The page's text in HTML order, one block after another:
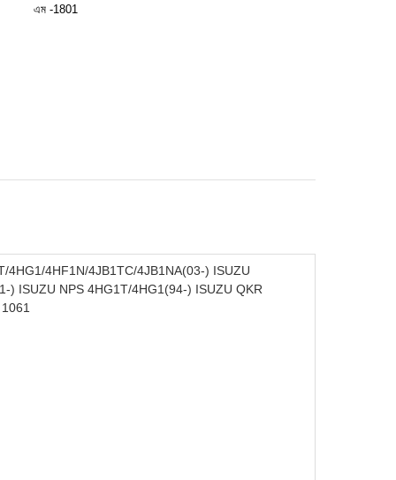
এম -1801
4HG1/4HF1N/4JB1TC/4JB1NA(03-) ISUZU
) ISUZU NPS 4HG1T/4HG1(94-) ISUZU QKR